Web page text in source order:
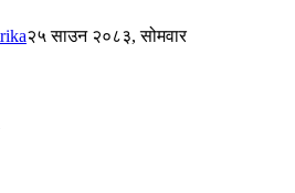
२५ साउन २०८३, सोमवार